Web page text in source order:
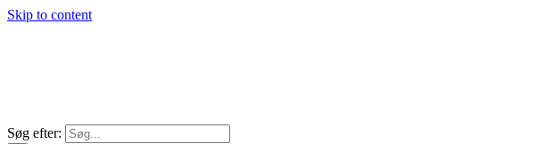
Skip to content
Søg efter: